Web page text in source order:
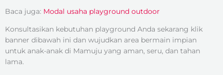
Baca juga: Modal usaha playground outdoor
Konsultasikan kebutuhan playground Anda sekarang klik
banner dibawah ini dan wujudkan area bermain impian
untuk anak-anak di Mamuju yang aman, seru, dan tahan
lama.